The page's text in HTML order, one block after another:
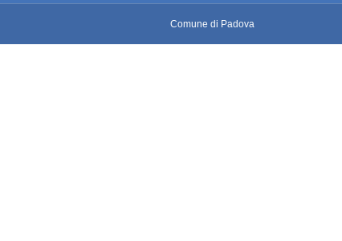
Comune di Padova